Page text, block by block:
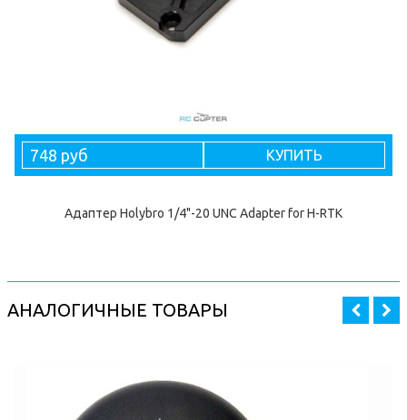
748 руб КУПИТЬ
Адаптер Holybro 1/4"-20 UNC Adapter for H-RTK
АНАЛОГИЧНЫЕ ТОВАРЫ